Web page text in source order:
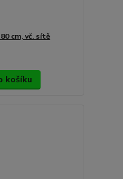
cm, vč. sítě
košíku